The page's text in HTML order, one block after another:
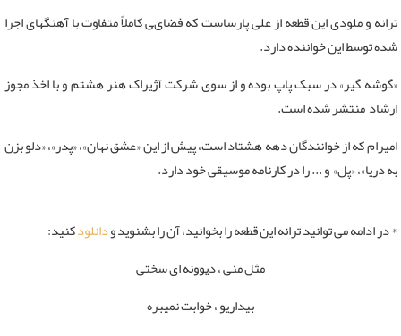
ترانه و ملودى این قطعه از على پارساست که فضاىی كاملاً متفاوت با آهنگهای اجرا
شده توسط این خواننده دارد.
«گوشه گیر» در سبک پاپ بوده و از سوی شرکت آژیراک هنر هشتم و با اخذ مجوز
ارشاد منتشر شده است.
امیرام که از خوانندگان دهه هشتاد است، پیش از این «عشق نهان»، «پدر»، «دلو بزن
به دریا»، «پل» و ... را در کارنامه موسیقی خود دارد.
* در ادامه می توانید ترانه این قطعه را بخوانید، آن را بشنوید ودانلودکنید:
مثل منی ، دیوونه ای سختی
بیداریو ، خوابت نمیبره